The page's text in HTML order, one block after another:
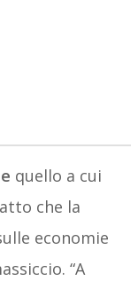
quello a cui
che la
economie
“A